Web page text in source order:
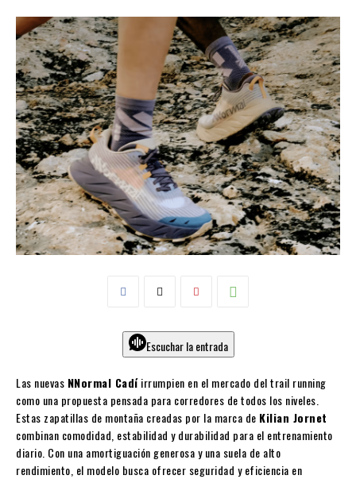
Escuchar la entrada
Las nuevas NNormal Cadíirrumpien en el mercado del trail running
como una propuesta pensada para corredores de todos los niveles.
Estas zapatillas de montaña creadas por la marca de Kilian Jornet
combinan comodidad, estabilidad y durabilidad para el entrenamiento
diario. Con una amortiguación generosa y una suela de alto
rendimiento, el modelo busca ofrecer seguridad y eficiencia en